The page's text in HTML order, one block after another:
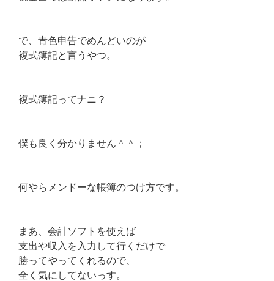
で、青色申告でめんどいのが
複式簿記と言うやつ。
複式簿記ってナニ？
僕も良く分かりません＾＾；
何やらメンドーな帳簿のつけ方です。
まあ、会計ソフトを使えば
支出や収入を入力して行くだけで
勝ってやってくれるので、
全く気にしてないっす。